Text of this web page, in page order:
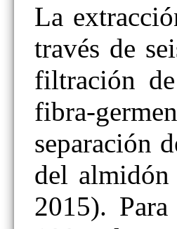
La
través de
filtración
fibra-
separación
del
2015).